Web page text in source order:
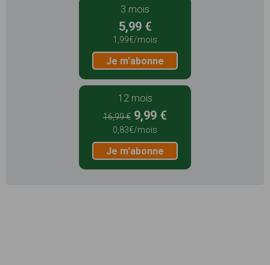
3 mois
5,99 €
1,99€/mois
Je m'abonne
12 mois
16,99 € 9,99 €
0,83€/mois
Je m'abonne